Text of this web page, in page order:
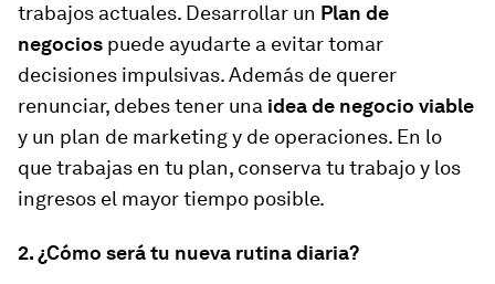
trabajos actuales. Desarrollar un Plan de
negocios puede ayudarte a evitar tomar
decisiones impulsivas. Además de querer
renunciar, debes tener una idea de negocio viable
y un plan de marketing y de operaciones. En lo
que trabajas en tu plan, conserva tu trabajo y los
ingresos el mayor tiempo posible.
2. ¿Cómo será tu nueva rutina diaria?